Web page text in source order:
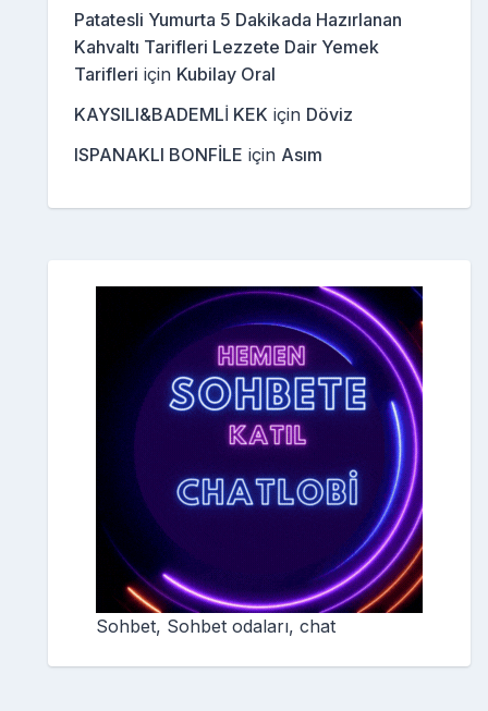
Patatesli Yumurta 5 Dakikada Hazırlanan
Kahvaltı Tarifleri Lezzete Dair Yemek
Tarifleri için Kubilay Oral
KAYSILI&BADEMLİ KEK için Döviz
ISPANAKLI BONFİLE için Asım
Sohbet, Sohbet odaları, chat